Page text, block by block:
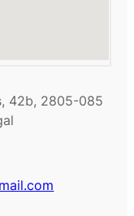
42b, 2805-085